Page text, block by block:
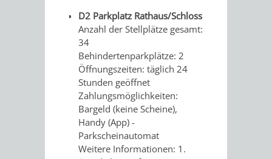
MÜHLE
HOTEL
GOLDENER
PFLUG
MARKTPLATZHOTEL
LAMMERSHOF
HOTEL
KRONE
RADFAHREN
VRNNEXTBIKE
EINKAUFEN
SCHWIMMEN
STRANDBAD
D2 Parkplatz Rathaus/Schloss
Anzahl der Stellplätze gesamt:
34
Behindertenparkplätze: 2
Öffnungszeiten: täglich 24
Stunden geöffnet
Zahlungsmöglichkeiten:
Bargeld (keine Scheine),
Handy (App) -
Parkscheinautomat
Weitere Informationen: 1.